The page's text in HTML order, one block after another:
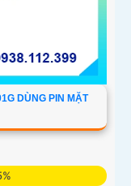
DÙNG PIN MẶT